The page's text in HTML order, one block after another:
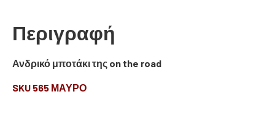
Περιγραφή
Ανδρικό μποτάκι της on the road
SKU 565 ΜΑΥΡΟ